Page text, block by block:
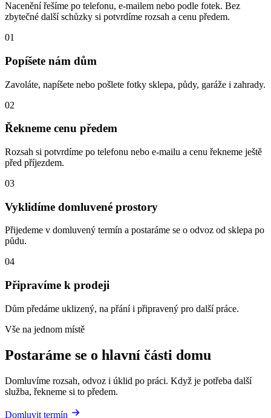
Nacenění řešíme po telefonu, e-mailem nebo podle fotek. Bez
zbytečné další schůzky si potvrdíme rozsah a cenu předem.
01
Popíšete nám dům
Zavoláte, napíšete nebo pošlete fotky sklepa, půdy, garáže i zahrady.
02
Řekneme cenu předem
Rozsah si potvrdíme po telefonu nebo e-mailu a cenu řekneme ještě
před příjezdem.
03
Vyklidíme domluvené prostory
Přijedeme v domluvený termín a postaráme se o odvoz od sklepa po
půdu.
04
Připravíme k prodeji
Dům předáme uklizený, na přání i připravený pro další práce.
Vše na jednom místě
Postaráme se o hlavní části domu
Domluvíme rozsah, odvoz i úklid po práci. Když je potřeba další
služba, řekneme si to předem.
Domluvit termín